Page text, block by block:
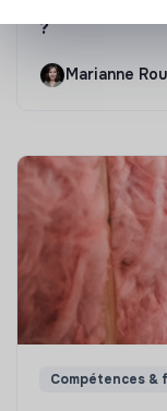
?
Marianne
Compétences &